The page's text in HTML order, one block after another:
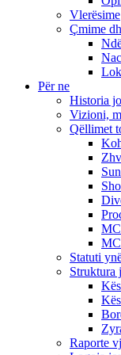
Vlerësime
Çmime
Për ne
Historia
Vizioni,
Qëllimet
Statuti
Struktura
Raporte